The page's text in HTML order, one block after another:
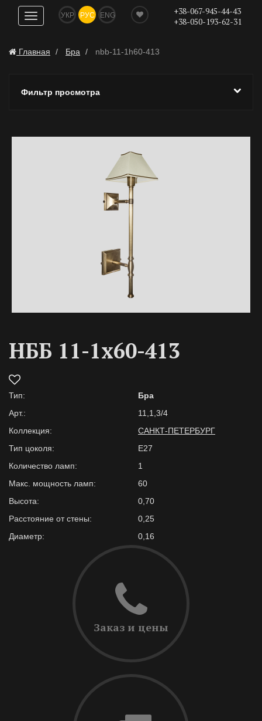
Показать
навигацию
УКР РУС ENG
+38-067-945-44-43
+38-050-193-62-31
Главная Бра nbb-11-1h60-413
Фильтр просмотра
НББ 11-1х60-413
Тип:
Бра
Арт.:
11,1,3/4
Коллекция:
САНКТ-ПЕТЕРБУРГ
Тип цоколя:
E27
Количество ламп:
1
Макс. мощность ламп:
60
Высота:
0,70
Расстояние от стены:
0,25
Диаметр:
0,16
Заказ и цены